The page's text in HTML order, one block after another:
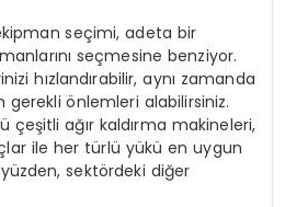
seçimi, adeta bir
seçmesine benziyor.
hızlandırabilir, aynı zamanda
önlemleri alabilirsiniz.
çeşitli ağır kaldırma makineleri,
ile her türlü yükü en uygun
sektördeki diğer